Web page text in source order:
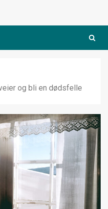
og bli en dødsfelle